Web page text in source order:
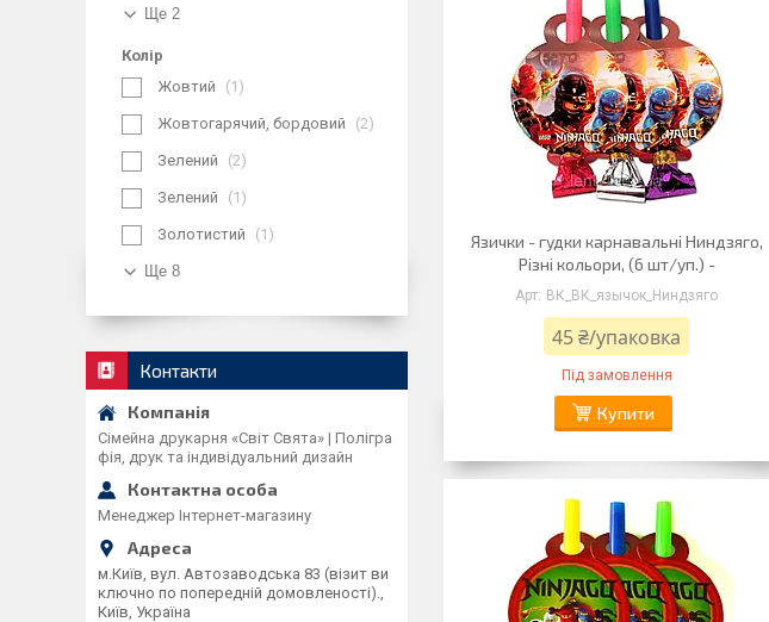
Язички - гудки карнавальні Ниндзяго,
Різні кольори, (6 шт/уп.) -
ВК_ВК_язычок_Ниндзяго
45 ₴/упаковка
Під замовлення
Купити
Ще 2
Колір
Жовтий
1
Жовтогарячий, бордовий 2
Зелений 2
Зелений 1
Золотистий 1
Ще 8
Контакти
Сімейна друкарня «Світ Свята» | Полігра
фія, друк та індивідуальний дизайн
Менеджер Інтернет-магазину
м.Київ, вул. Автозаводська 83 (візит ви
ключно по попередній домовленості).,
Київ, Україна